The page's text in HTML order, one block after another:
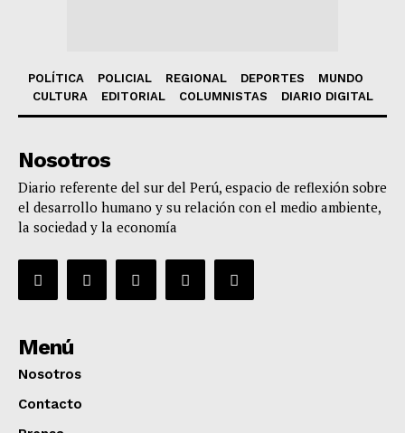
POLÍTICA POLICIAL REGIONAL DEPORTES
MUNDO
CULTURA
EDITORIAL COLUMNISTAS DIARIO DIGITAL
Nosotros
Diario referente del sur del Perú, espacio de reflexión sobre
el desarrollo humano y su relación con el medio ambiente,
la sociedad y la economía
Menú
Nosotros
Contacto